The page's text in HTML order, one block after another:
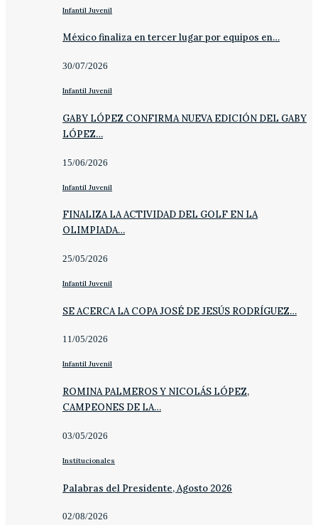
Infantil Juvenil
México finaliza en tercer lugar por equipos en…
30/07/2026
Infantil Juvenil
GABY LÓPEZ CONFIRMA NUEVA EDICIÓN DEL GABY
LÓPEZ…
15/06/2026
Infantil Juvenil
FINALIZA LA ACTIVIDAD DEL GOLF EN LA
OLIMPIADA…
25/05/2026
Infantil Juvenil
SE ACERCA LA COPA JOSÉ DE JESÚS RODRÍGUEZ…
11/05/2026
Infantil Juvenil
ROMINA PALMEROS Y NICOLÁS LÓPEZ,
CAMPEONES DE LA…
03/05/2026
Institucionales
Palabras del Presidente, Agosto 2026
02/08/2026